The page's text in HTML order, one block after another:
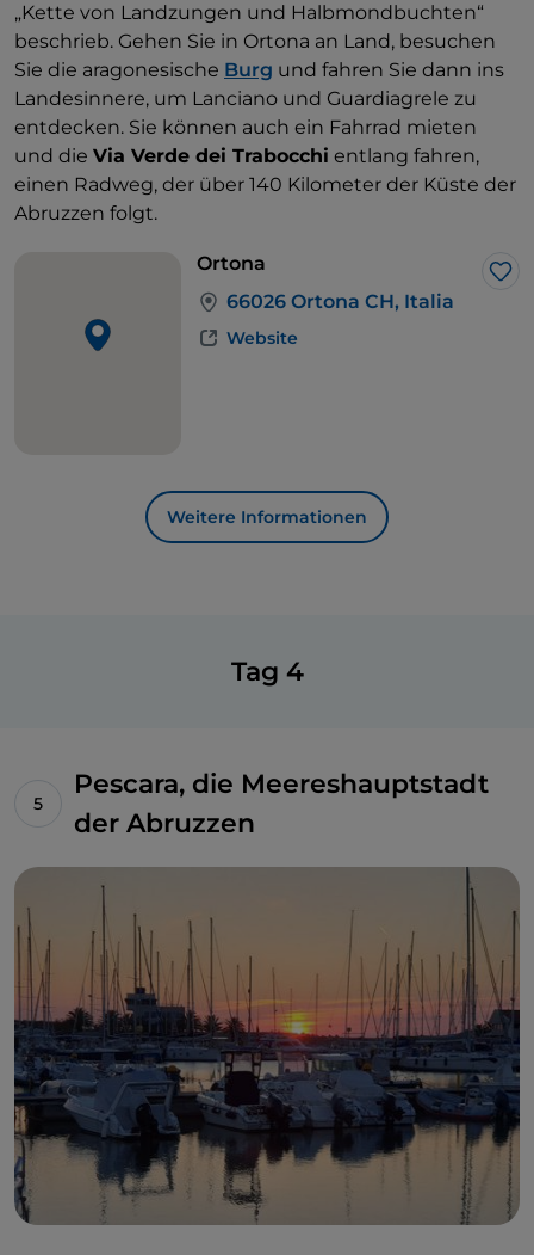
„Kette von Landzungen und Halbmondbuchten“
beschrieb. Gehen Sie in Ortona an Land, besuchen
Sie die aragonesische Burg und fahren Sie dann ins
Landesinnere, um Lanciano und Guardiagrele zu
entdecken. Sie können auch ein Fahrrad mieten
und die Via Verde dei Trabocchi entlang fahren,
einen Radweg, der über 140 Kilometer der Küste der
Abruzzen folgt.
Ortona
66026 Ortona CH, Italia
Website
Weitere Informationen
Tag 4
Pescara, die Meereshauptstadt
der Abruzzen